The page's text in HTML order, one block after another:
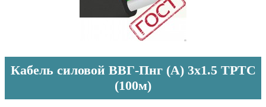
Кабель силовой ВВГ-Пнг (А) 3х1.5 ТРТС
(100м)